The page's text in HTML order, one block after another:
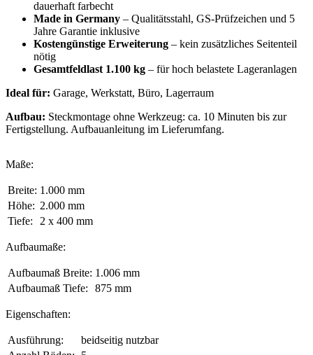
dauerhaft farbecht
Made in Germany – Qualitätsstahl, GS-Prüfzeichen und 5
Jahre Garantie inklusive
Kostengünstige Erweiterung – kein zusätzliches Seitenteil
nötig
Gesamtfeldlast 1.100 kg – für hoch belastete Lageranlagen
Ideal für: Garage, Werkstatt, Büro, Lagerraum
Aufbau: Steckmontage ohne Werkzeug: ca. 10 Minuten bis zur
Fertigstellung. Aufbauanleitung im Lieferumfang.
Maße:
Breite: 1.000 mm
Höhe: 2.000 mm
Tiefe:
2 x 400 mm
Aufbaumaße:
Aufbaumaß Breite: 1.006 mm
Aufbaumaß Tiefe:
875 mm
Eigenschaften:
Ausführung:
beidseitig nutzbar